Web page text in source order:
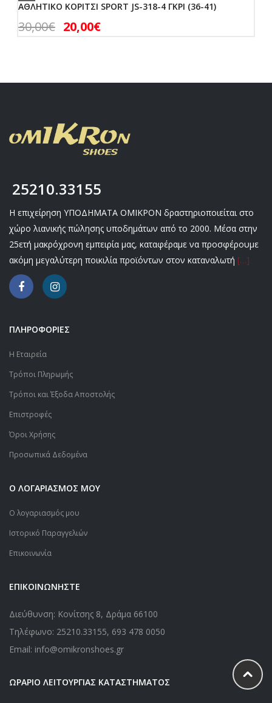
ΑΘΛΗΤΙΚΟ ΚΟΡΙΤΣΙ SPORT JS-318-4 ΓΚΡΙ (36-41)
30,00€ 20,00€
25210.33155
Η επιχείρηση ΥΠΟΔΗΜΑΤΑ ΟΜΙΚΡΟΝ δραστηριοποιείται στο
χώρο λιανικής πώλησης υποδημάτων από το 2000. Μέσα στην
25ετή μακρόχρονη εμπειρία μας, καταφέραμε να προσφέρουμε
ακόμη μεγαλύτερη ποικιλία προϊόντων στον καταναλωτή […]
ΠΛΗΡΟΦΟΡΙΕΣ
Η Εταιρεία
Τρόποι Πληρωμής
Τρόποι και Έξοδα Αποστολής
Επιστροφές
Όροι Χρήσης
Προσωπικά Δεδομένα
Ο ΛΟΓΑΡΙΑΣΜΟΣ ΜΟΥ
Ο λογαριασμός μου
Ιστορικό Παραγγελιών
Επικοινωνία
ΕΠΙΚΟΙΝΩΝΗΣΤΕ
Διεύθυνση: Κονίτσης 8, Δράμα 66100
Τηλέφωνο: 25210.33155, 693 478 0050
Email: info@omikronshoes.gr
ΩΡΑΡΙΟ ΛΕΙΤΟΥΡΓΙΑΣ ΚΑΤΑΣΤΗΜΑΤΟΣ